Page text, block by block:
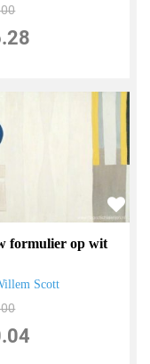
formulier op wit
Scott